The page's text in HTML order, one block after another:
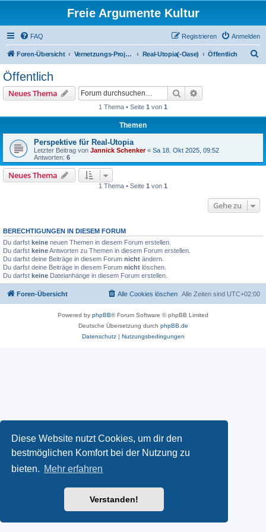
Diese Website nutzt Cookies, um dir den
bestmöglichen Komfort bei der Nutzung zu
bieten. Mehr erfahren
Verstanden!
Freie Argumente Kultur
FAQ Anmelden
Registrieren
Foren-Übersicht Vernetzungs-Projekte überregional Real-Utopia(-Oase) Öffentlich
Öffentlich
Neues Thema Suche
1 Thema • Seite 1 von 1
Themen
Perspektive für Real-Utopia
Letzter Beitrag von Jannick Schenker« Sa 18. Okt 2025, 09:52
Antworten: 6
Neues Thema
1 Thema • Seite 1 von 1
Gehe zu
BERECHTIGUNGEN IN DIESEM FORUM
Du darfst keine neuen Themen in diesem Forum erstellen.
Du darfst keineAntworten zu Themen in diesem Forum erstellen.
Du darfst deine Beiträge in diesem Forum nicht ändern.
Du darfst deine Beiträge in diesem Forum nicht löschen.
Du darfst keine Dateianhänge in diesem Forum erstellen.
Foren-Übersicht Alle Zeiten sind UTC+02:00
Alle Cookies löschen
Powered by phpBB® Forum Software © phpBB Limited
Deutsche Übersetzung durch phpBB.de
Datenschutz| Nutzungsbedingungen